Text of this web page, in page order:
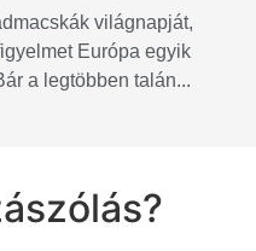
világnapját,
Európa egyik
a legtöbben talán...